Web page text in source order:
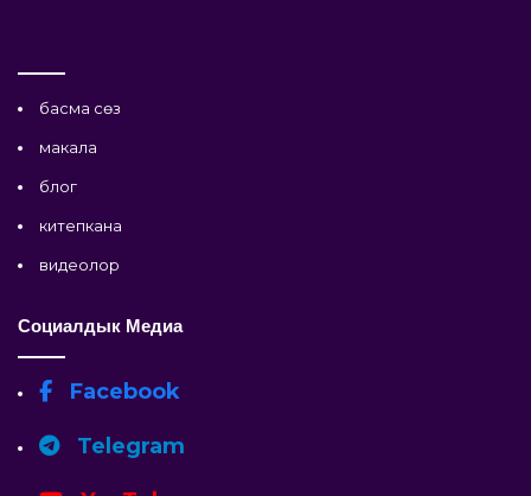
басма сөз
макала
блог
китепкана
видеолор
Социалдык Медиа
Facebook
Telegram